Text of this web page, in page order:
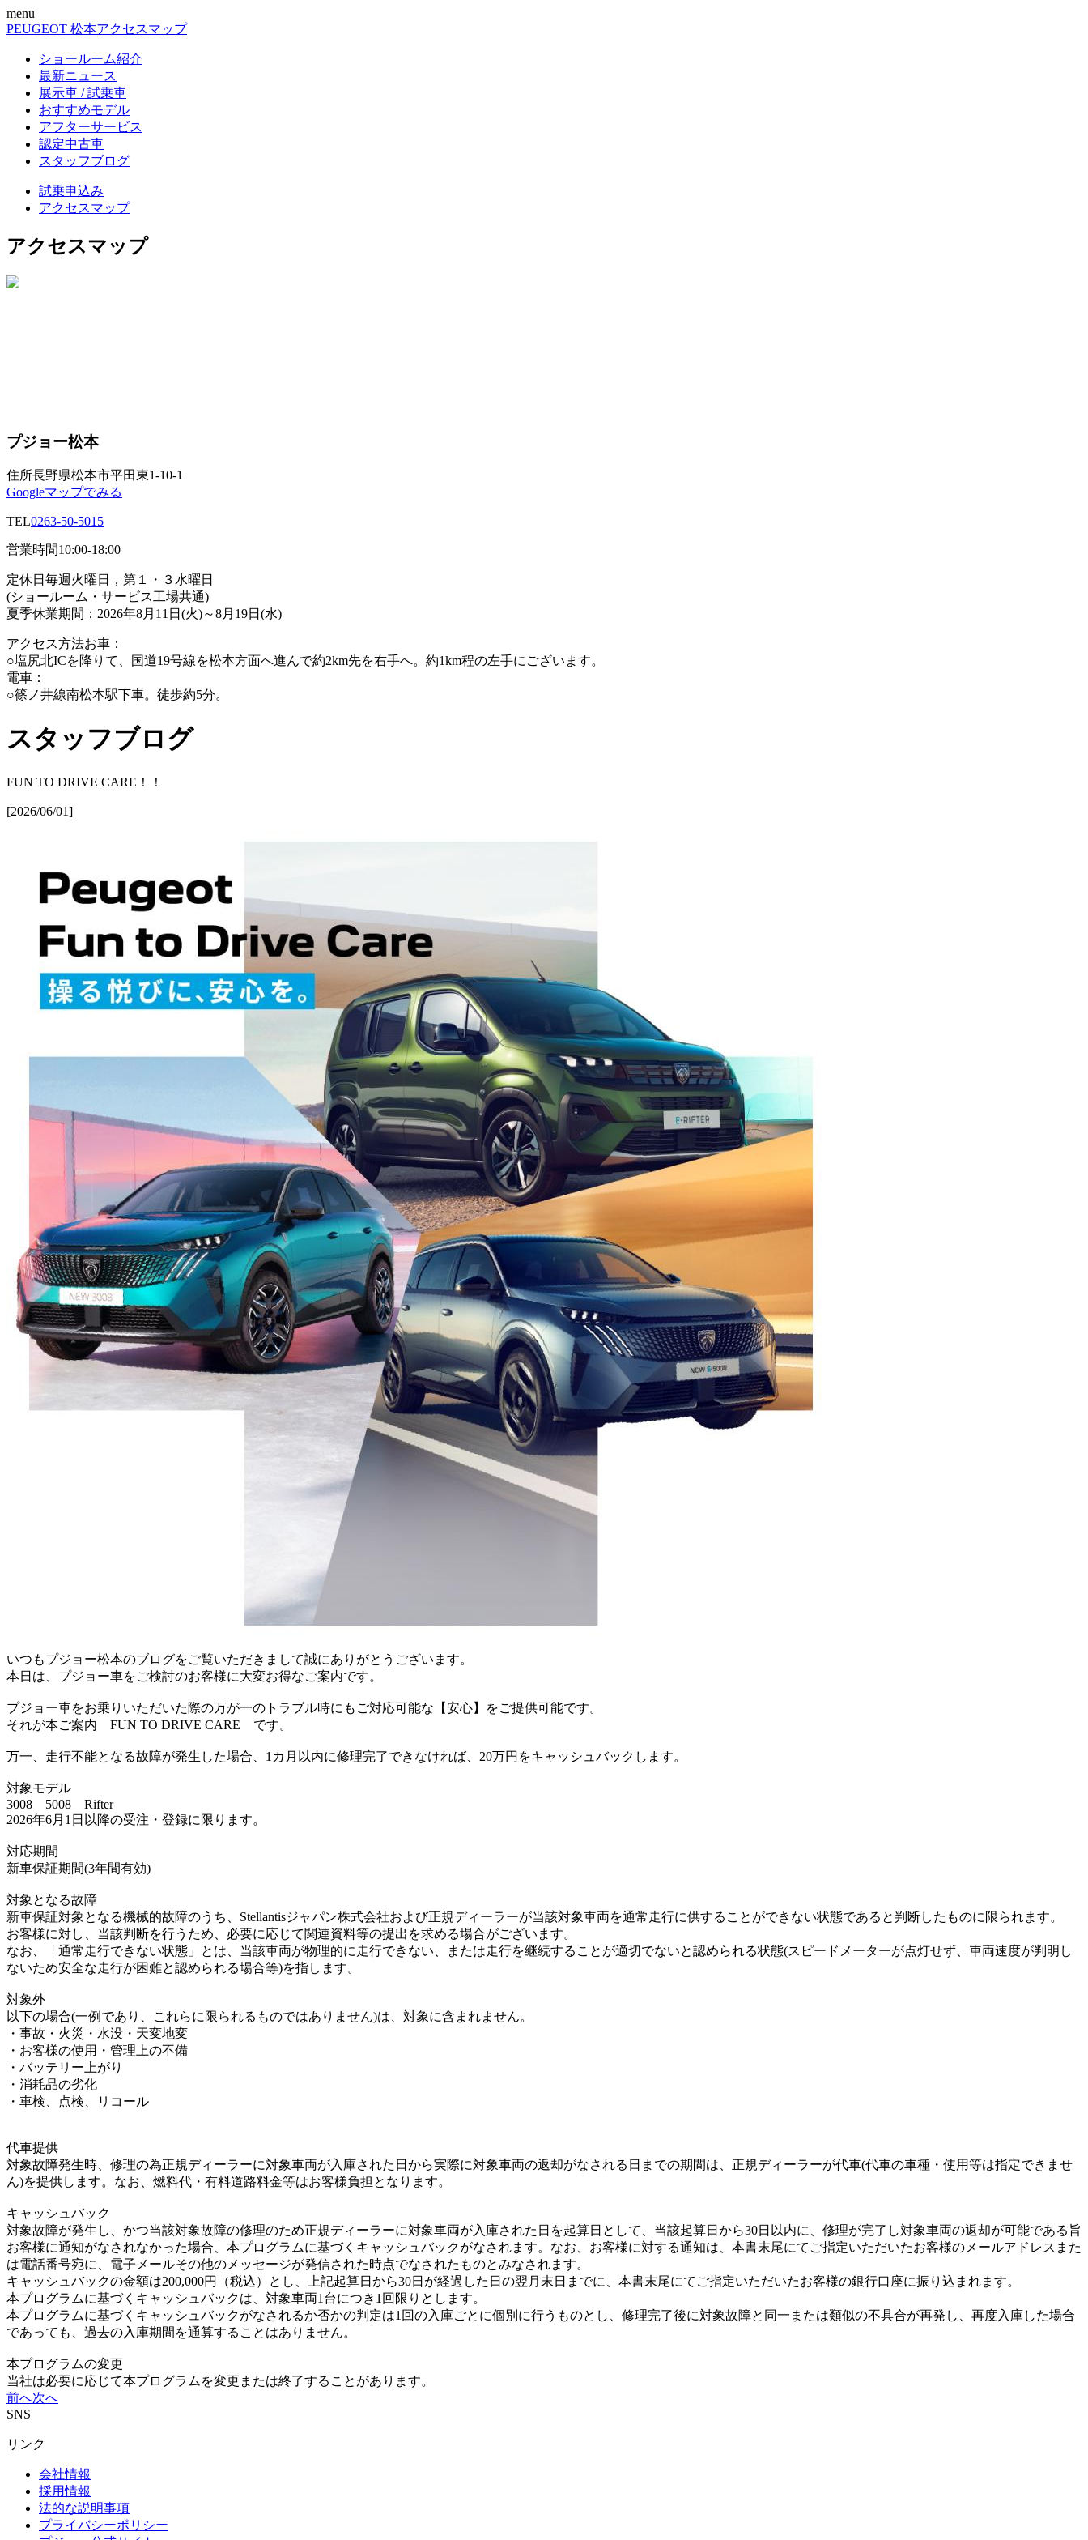
menu
PEUGEOT 松本アクセスマップ
ショールーム紹介
最新ニュース
展示車 / 試乗車
おすすめモデル
アフターサービス
認定中古車
スタッフブログ
試乗申込み
アクセスマップ
アクセスマップ
プジョー松本
住所長野県松本市平田東1-10-1
Googleマップでみる
TEL0263-50-5015
営業時間10:00-18:00
定休日 毎週火曜日，第１・３水曜日
(ショールーム・サービス工場共通)
夏季休業期間：2026年8月11日(火)～8月19日(水)
アクセス方法お車：
○塩尻北ICを降りて、国道19号線を松本方面へ進んで約2km先を右手へ。約1km程の左手にございます。
電車：
○篠ノ井線南松本駅下車。徒歩約5分。
スタッフブログ
FUN TO DRIVE CARE！！
[2026/06/01]
いつもプジョー松本のブログをご覧いただきまして誠にありがとうございます。
本日は、プジョー車をご検討のお客様に大変お得なご案内です。
プジョー車をお乗りいただいた際の万が一のトラブル時にもご対応可能な【安心】をご提供可能です。
それが本ご案内 FUN TO DRIVE CARE です。
万一、走行不能となる故障が発生した場合、1カ月以内に修理完了できなければ、20万円をキャッシュバックします。
対象モデル
3008 5008 Rifter
2026年6月1日以降の受注・登録に限ります。
対応期間
新車保証期間(3年間有効)
対象となる故障
新車保証対象となる機械的故障のうち、Stellantisジャパン株式会社および正規ディーラーが当該対象車両を通常走行に供することができない状態であると判断したものに限られます。
お客様に対し、当該判断を行うため、必要に応じて関連資料等の提出を求める場合がございます。
なお、「通常走行できない状態」とは、当該車両が物理的に走行できない、または走行を継続することが適切でないと認められる状態(スピードメーターが点灯せず、車両速度が判明し
ないため安全な走行が困難と認められる場合等)を指します。
対象外
以下の場合(一例であり、これらに限られるものではありません)は、対象に含まれません。
・事故・火災・水没・天変地変
・お客様の使用・管理上の不備
・バッテリー上がり
・消耗品の劣化
・車検、点検、リコール
代車提供
対象故障発生時、修理の為正規ディーラーに対象車両が入庫された日から実際に対象車両の返却がなされる日までの期間は、正規ディーラーが代車(代車の車種・使用等は指定できませ
ん)を提供します。なお、燃料代・有料道路料金等はお客様負担となります。
キャッシュバック
対象故障が発生し、かつ当該対象故障の修理のため正規ディーラーに対象車両が入庫された日を起算日として、当該起算日から30日以内に、修理が完了し対象車両の返却が可能である旨
お客様に通知がなされなかった場合、本プログラムに基づくキャッシュバックがなされます。なお、お客様に対する通知は、本書末尾にてご指定いただいたお客様のメールアドレスまた
は電話番号宛に、電子メールその他のメッセージが発信された時点でなされたものとみなされます。
キャッシュバックの金額は200,000円（税込）とし、上記起算日から30日が経過した日の翌月末日までに、本書末尾にてご指定いただいたお客様の銀行口座に振り込まれます。
本プログラムに基づくキャッシュバックは、対象車両1台につき1回限りとします。
本プログラムに基づくキャッシュバックがなされるか否かの判定は1回の入庫ごとに個別に行うものとし、修理完了後に対象故障と同一または類似の不具合が再発し、再度入庫した場合
であっても、過去の入庫期間を通算することはありません。
本プログラムの変更
当社は必要に応じて本プログラムを変更または終了することがあります。
前へ次へ
SNS
リンク
会社情報
採用情報
法的な説明事項
プライバシーポリシー